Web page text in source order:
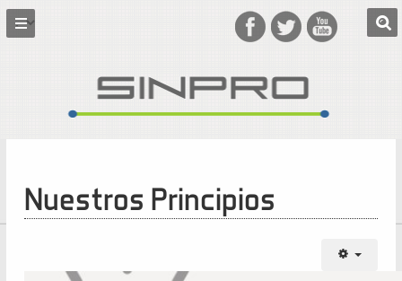
Nuestros Principios